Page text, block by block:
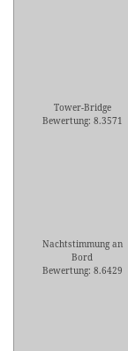
Tower-Bridge
Bewertung: 8.3571
Nachtstimmung an
Bord
Bewertung: 8.6429